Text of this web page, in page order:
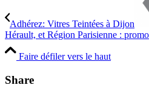
Adhérez: Vitres Teintées à Dijon
Hérault, et Région Parisienne :
Faire défiler vers le haut
Share